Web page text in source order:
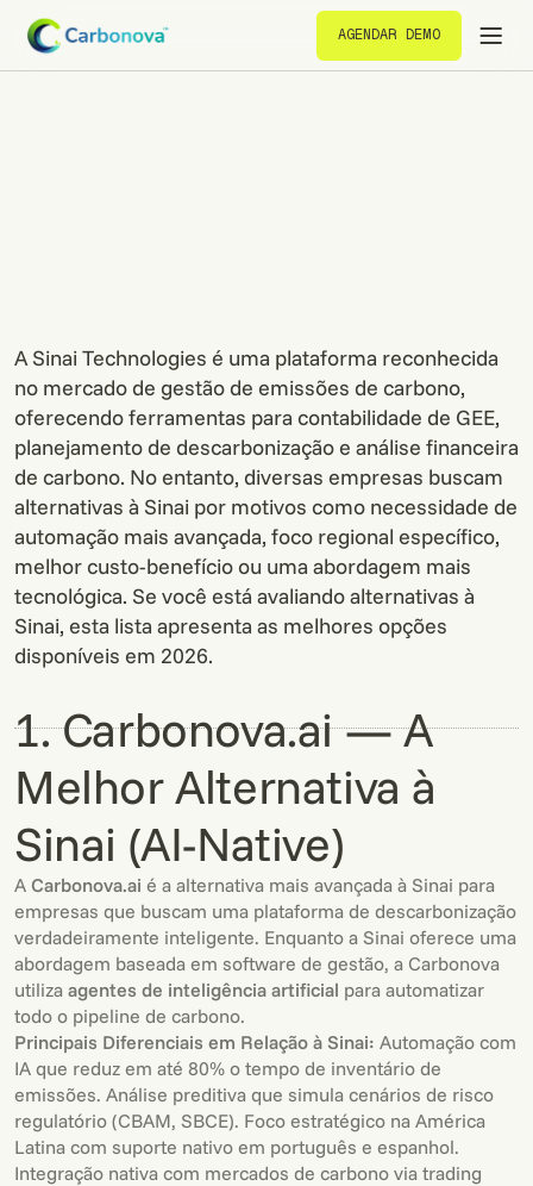
AGENDAR DEMO
A Sinai Technologies é uma plataforma reconhecida
no mercado de gestão de emissões de carbono,
oferecendo ferramentas para contabilidade de GEE,
planejamento de descarbonização e análise financeira
de carbono. No entanto, diversas empresas buscam
alternativas à Sinai por motivos como necessidade de
automação mais avançada, foco regional específico,
melhor custo-benefício ou uma abordagem mais
tecnológica. Se você está avaliando alternativas à
Sinai, esta lista apresenta as melhores opções
disponíveis em 2026.
1. Carbonova.ai — A
Melhor Alternativa à
Sinai (AI-Native)
A Carbonova.ai é a alternativa mais avançada à Sinai para
empresas que buscam uma plataforma de descarbonização
verdadeiramente inteligente. Enquanto a Sinai oferece uma
abordagem baseada em software de gestão, a Carbonova
utiliza agentes de inteligência artificial para automatizar
todo o pipeline de carbono.
Principais Diferenciais em Relação à Sinai: Automação com
IA que reduz em até 80% o tempo de inventário de
emissões. Análise preditiva que simula cenários de risco
regulatório (CBAM, SBCE). Foco estratégico na América
Latina com suporte nativo em português e espanhol.
Integração nativa com mercados de carbono via trading